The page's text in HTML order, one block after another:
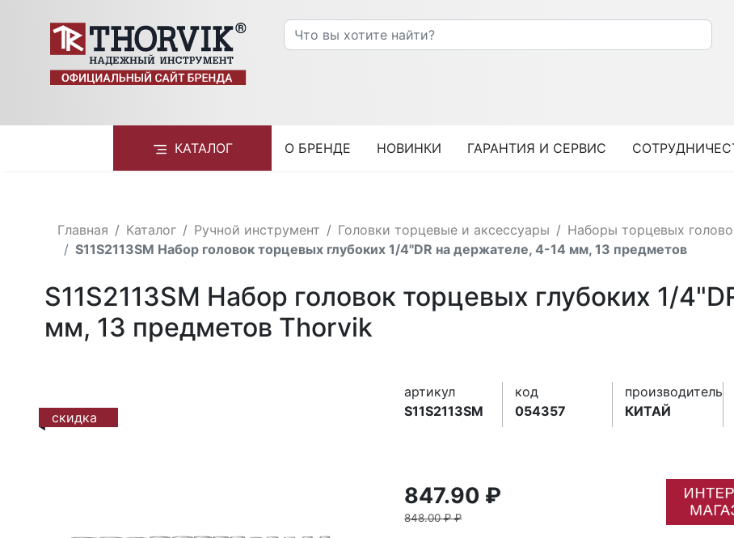
КАТАЛОГ О БРЕНДЕ НОВИНКИ ГАРАНТИЯ И СЕРВИС
Главная Каталог Ручной инструмент Головки торцевые и аксессуары
Наборы торцевых
S11S2113SM Набор головок торцевых глубоких 1/4"DR на держателе, 4-14 мм, 13 предметов
S11S2113SM Набор головок торцевых глубоких 1/
мм, 13 предметов Thorvik
скидка
артикул
S11S2113SM
код
054357
производитель
КИТАЙ
847.90 ₽
848.00 ₽ ₽